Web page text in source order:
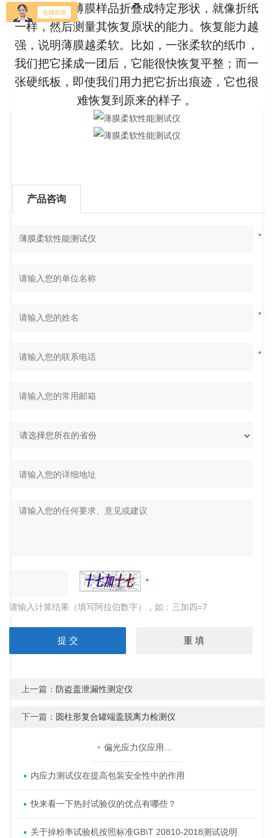
褶皱法是将薄膜样品折叠成特定形状，就像折纸
一样，然后测量其恢复原状的能力。恢复能力越
强，说明薄膜越柔软。比如，一张柔软的纸巾，
我们把它揉成一团后，它能很快恢复平整；而一
张硬纸板，即使我们用力把它折出痕迹，它也很
难恢复到原来的样子 。
产品咨询
请输入计算结果（填写阿拉伯数字），如：三加四=7
上一篇： 防盗盖泄漏性测定仪
下一篇： 圆柱形复合罐端盖脱离力检测仪
相关文章 偏光应力仪应用于透明材质的内部应力检测
内应力测试仪在提高包装安全性中的作用
快来看一下热封试验仪的优点有哪些？
关于掉粉率试验机按照标准GB\T 20810-2018测试说明